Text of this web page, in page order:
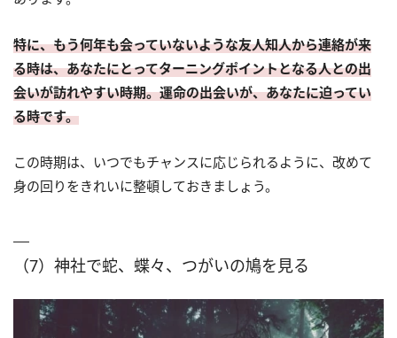
特に、もう何年も会っていないような友人知人から連絡が来
る時は、あなたにとってターニングポイントとなる人との出
会いが訪れやすい時期。運命の出会いが、あなたに迫ってい
る時です。
この時期は、いつでもチャンスに応じられるように、改めて
身の回りをきれいに整頓しておきましょう。
（7）神社で蛇、蝶々、つがいの鳩を見る